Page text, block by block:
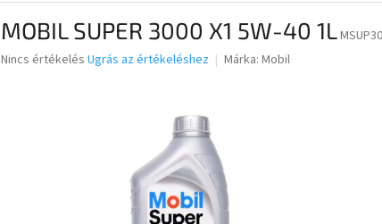
MOBIL SUPER 3000 X1 5W-40 1L
A
Nincs értékelés Ugrás az értékeléshez Márka: Mobil